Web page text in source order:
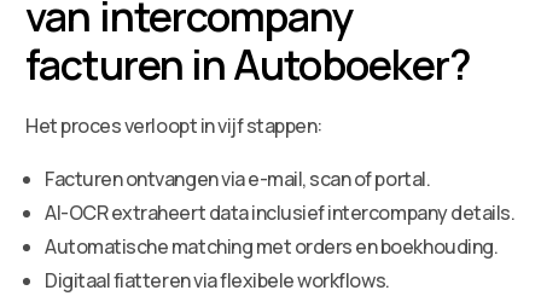
van intercompany
facturen in Autoboeker?
Het proces verloopt in vijf stappen:
Facturen ontvangen via e-mail, scan of portal.
AI-OCR extraheert data inclusief intercompany details.
Automatische matching met orders en boekhouding.
Digitaal fiatteren via flexibele workflows.